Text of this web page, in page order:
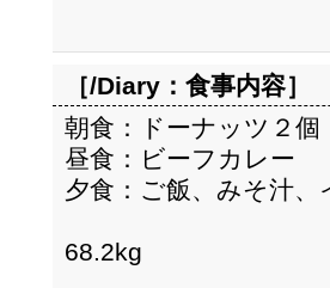
［/Diary： 食事内容］
朝食：ドーナッツ２個
昼食：ビーフカレー
夕食：ご飯、みそ汁
68.2kg